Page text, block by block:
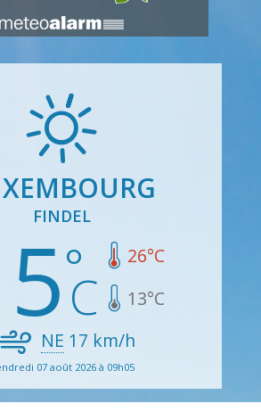
FINDEL
26°C
13°C
NE 17 km/h
07 août 2026 à 09h05